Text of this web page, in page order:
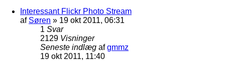
Interessant Flickr Photo Stream
af Søren » 19 okt 2011, 06:31
1 Svar
2129 Visninger
Seneste indlæg afgmmz
19 okt 2011, 11:40